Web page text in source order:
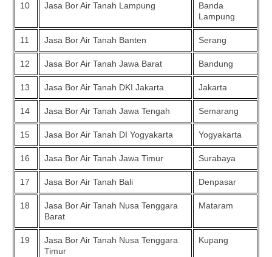
10 Jasa Bor Air Tanah Lampung
Banda
Lampung
11 Jasa Bor Air Tanah Banten Serang
12 Jasa Bor Air Tanah Jawa Barat Bandung
13 Jasa Bor Air Tanah DKI Jakarta Jakarta
14 Jasa Bor Air Tanah Jawa Tengah Semarang
15 Jasa Bor Air Tanah DI Yogyakarta Yogyakarta
16 Jasa Bor Air Tanah Jawa Timur Surabaya
17 Jasa Bor Air Tanah Bali Denpasar
18
Jasa Bor Air Tanah Nusa Tenggara
Barat
Mataram
19
Jasa Bor Air Tanah Nusa Tenggara
Timur
Kupang